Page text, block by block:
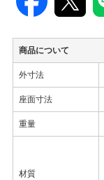
商品について
外寸法
座面寸法
重量
材質